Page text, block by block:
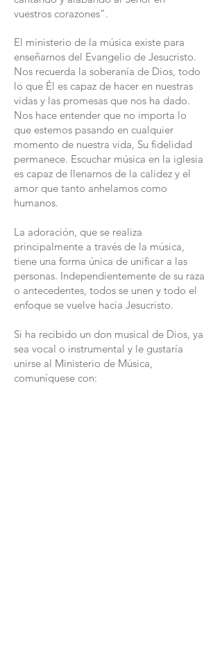
vuestros corazones”.
El ministerio de la música existe para
enseñarnos del Evangelio de Jesucristo.
Nos recuerda la soberanía de Dios, todo
lo que Él es capaz de hacer en nuestras
vidas y las promesas que nos ha dado.
Nos hace entender que no importa lo
que estemos pasando en cualquier
momento de nuestra vida, Su fidelidad
permanece. Escuchar música en la iglesia
es capaz de llenarnos de la calidez y el
amor que tanto anhelamos como
humanos.
La adoración, que se realiza
principalmente a través de la música,
tiene una forma única de unificar a las
personas. Independientemente de su raza
o antecedentes, todos se unen y todo el
enfoque se vuelve hacia Jesucristo.
Si ha recibido un don musical de Dios, ya
sea vocal o instrumental y le gustaría
unirse al Ministerio de Música,
comuníquese con: